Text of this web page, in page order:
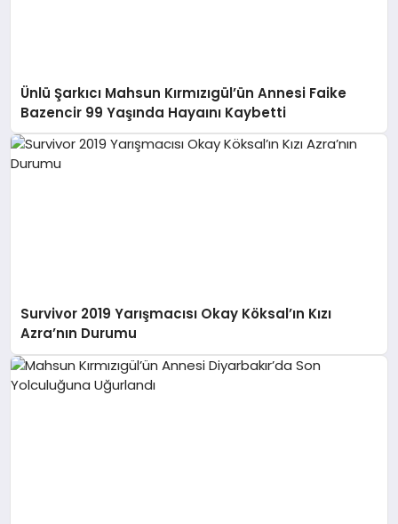
Ünlü Şarkıcı Mahsun Kırmızıgül’ün Annesi Faike
Bazencir 99 Yaşında Hayaını Kaybetti
Survivor 2019 Yarışmacısı Okay Köksal’ın Kızı
Azra’nın Durumu